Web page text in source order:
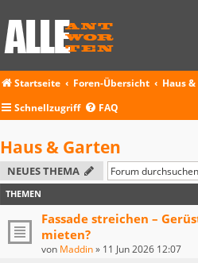
Startseite Foren-Übersicht
Haus
Schnellzugriff
FAQ
Haus & Garten
NEUES THEMA
THEMEN
Fassade streichen –
mieten?
von Maddin» 11 Jun 2026 12:07